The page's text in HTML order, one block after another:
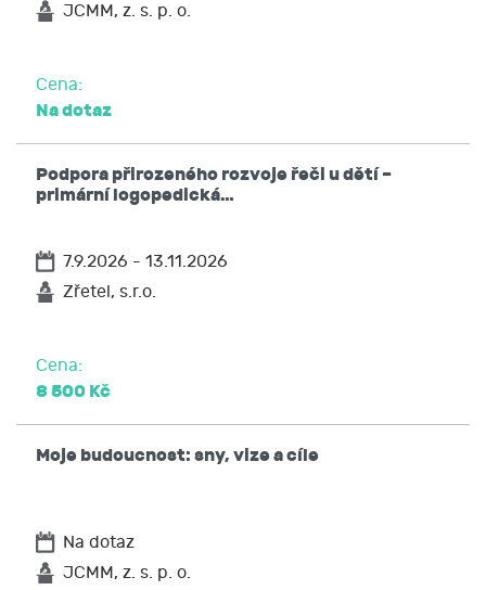
JCMM, z. s. p. o.
Cena:
Na dotaz
Podpora přirozeného rozvoje řeči u dětí –
primární logopedická…
7.9.2026 - 13.11.2026
Zřetel, s.r.o.
Cena:
8 500 Kč
Moje budoucnost: sny, vize a cíle
Na dotaz
JCMM, z. s. p. o.